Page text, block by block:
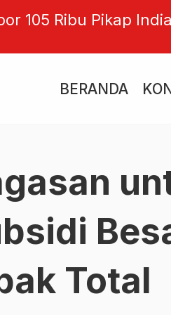
Kesadaran Diri,
BERANDA
Total